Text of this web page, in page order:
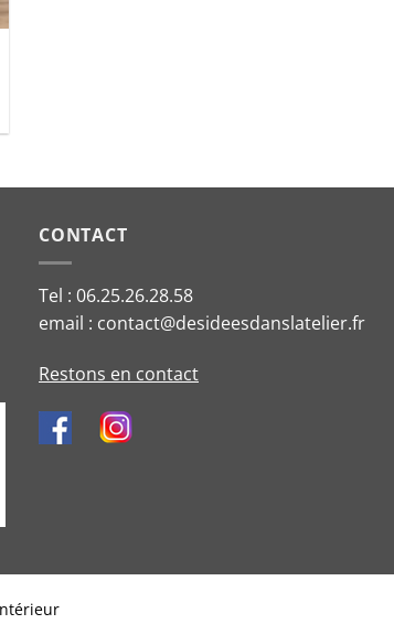
CONTACT
Tel : 06.25.26.28.58
email : contact@desideesdanslatelier.fr
Restons en contact